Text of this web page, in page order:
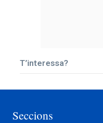
T’interessa?
Seccions